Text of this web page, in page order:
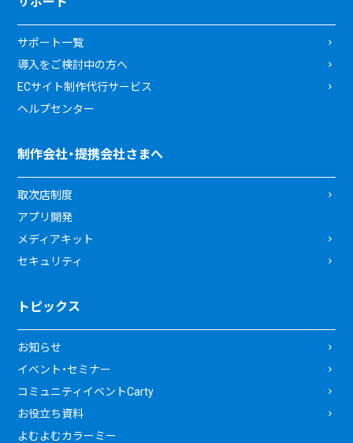
サポート一覧
導入をご検討中の方へ
ECサイト制作代行サービス
ヘルプセンター
制作会社・提携会社さまへ
取次店制度
アプリ開発
メディアキット
セキュリティ
トピックス
お知らせ
イベント・セミナー
コミュニティイベントCarty
お役立ち資料
よむよむカラーミー